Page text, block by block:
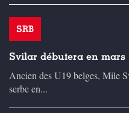
SRB
Svilar débutera en mars
Ancien des U19 belges, Mile
serbe en...